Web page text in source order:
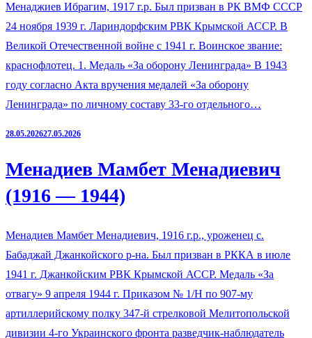
Менаджиев Ибрагим, 1917 г.р. Был призван в РК ВМФ СССР
24 ноября 1939 г. Лариндорфским РВК Крымской АССР. В
Великой Отечественной войне с 1941 г. Воинское звание:
краснофлотец. 1. Медаль «За оборону Ленинграда» В 1943
году согласно Акта вручения медалей «За оборону
Ленинграда» по личному составу 33-го отдельного…
28.05.202627.05.2026
Менадиев Мамбет Менадиевич
(1916 — 1944)
Менадиев Мамбет Менадиевич, 1916 г.р., уроженец с.
Бабаджай Джанкойского р-на. Был призван в РККА в июле
1941 г. Джанкойским РВК Крымской АССР. Медаль «За
отвагу» 9 апреля 1944 г. Приказом № 1/Н по 907-му
артиллерийскому полку 347-й стрелковой Мелитопольской
дивизии 4-го Украинского фронта разведчик-наблюдатель